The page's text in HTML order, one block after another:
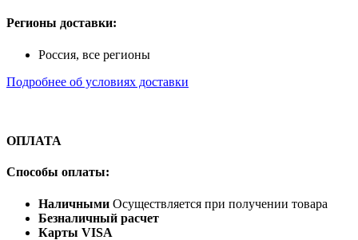
Регионы доставки:
Россия, все регионы
Подробнее об условиях доставки
ОПЛАТА
Способы оплаты:
Наличными Осуществляется при получении товара
Безналичный расчет
Карты VISA